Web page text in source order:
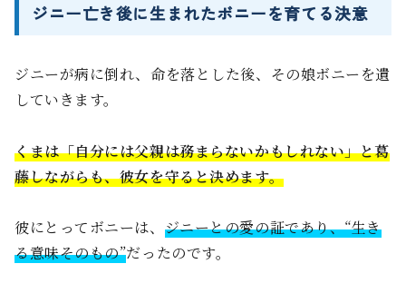
ジニー亡き後に生まれたボニーを育てる決意
ジニーが病に倒れ、命を落とした後、その娘ボニーを遺
していきます。
くまは「自分には父親は務まらないかもしれない」と葛
藤しながらも、彼女を守ると決めます。
彼にとってボニーは、 ジニーとの愛の証であり、“生き
る意味そのもの”だったのです。